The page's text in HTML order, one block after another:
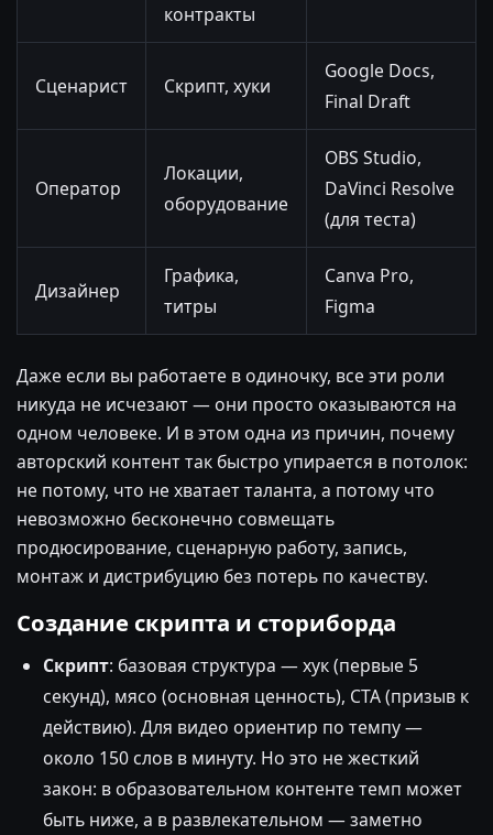
контракты
Сценарист Скрипт, хуки
Google Docs,
Final Draft
Оператор
Локации,
оборудование
OBS Studio,
DaVinci Resolve
(для теста)
Дизайнер
Графика,
титры
Canva Pro,
Figma
Даже если вы работаете в одиночку, все эти роли
никуда не исчезают — они просто оказываются на
одном человеке. И в этом одна из причин, почему
авторский контент так быстро упирается в потолок:
не потому, что не хватает таланта, а потому что
невозможно бесконечно совмещать
продюсирование, сценарную работу, запись,
монтаж и дистрибуцию без потерь по качеству.
Создание скрипта и сториборда
Скрипт: базовая структура — хук (первые 5
секунд), мясо (основная ценность), CTA (призыв к
действию). Для видео ориентир по темпу —
около 150 слов в минуту. Но это не жесткий
закон: в образовательном контенте темп может
быть ниже, а в развлекательном — заметно